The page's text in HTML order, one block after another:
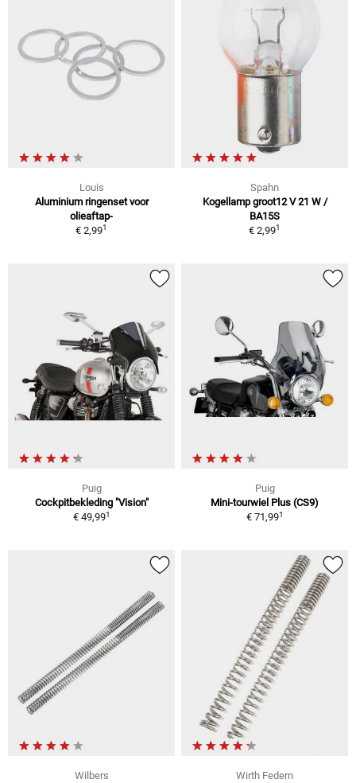
Louis
Aluminium ringenset voor
olieaftap-
€ 2,991
Spahn
Kogellamp groot12 V 21 W /
BA15S
€ 2,991
Puig
Cockpitbekleding "Vision"
€ 49,991
Puig
Mini-tourwiel Plus (CS9)
€ 71,991
Wilbers
Wirth Federn